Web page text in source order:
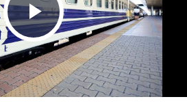
Play Video